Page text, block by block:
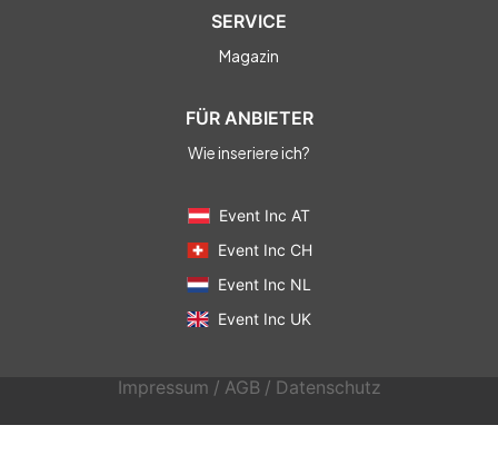
SERVICE
Magazin
FÜR ANBIETER
Wie inseriere ich?
Event Inc AT
Event Inc CH
Event Inc NL
Event Inc UK
Impressum / AGB / Datenschutz